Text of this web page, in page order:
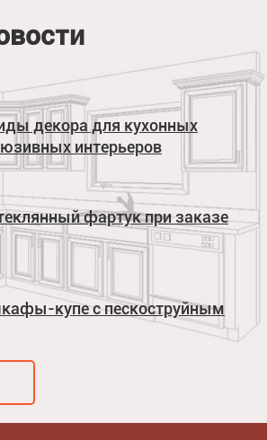
декора для кухонных
интерьеров
фартук при заказе
купе с пескоструйным